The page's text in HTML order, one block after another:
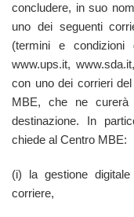
concludere, in suo
uno dei seguenti
(termini e
www.ups.it,
con uno dei corrieri
MBE, che ne
destinazione. In
chiede al Centro MBE:
(i) la gestione
corriere,